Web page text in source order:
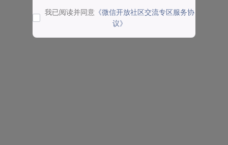
我已阅读并同意 《微信开放社区交流专区服务协
议》